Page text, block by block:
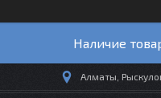
Наличие
Алматы,